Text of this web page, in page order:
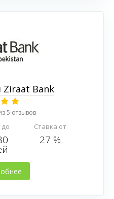
Bank
5 отзывов
до Ставка от
27 %